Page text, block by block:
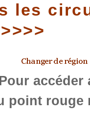
les
accéder
point rouge